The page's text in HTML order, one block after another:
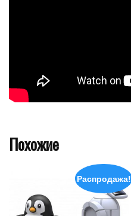
Похожие
Распродажа!